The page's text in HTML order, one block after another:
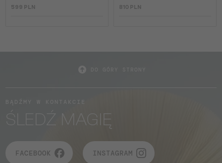
599 PLN 810 PLN
ŚLEDŹ MAGIĘ
FACEBOOK INSTAGRAM